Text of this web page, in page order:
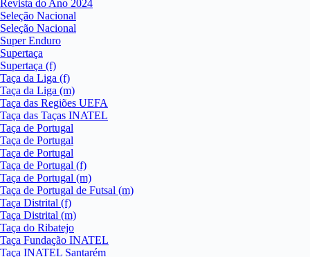
Revista do Ano 2024
Seleção Nacional
Seleção Nacional
Super Enduro
Supertaça
Supertaça (f)
Taça da Liga (f)
Taça da Liga (m)
Taça das Regiões UEFA
Taça das Taças INATEL
Taça de Portugal
Taça de Portugal
Taça de Portugal
Taça de Portugal (f)
Taça de Portugal (m)
Taça de Portugal de Futsal (m)
Taça Distrital (f)
Taça Distrital (m)
Taça do Ribatejo
Taça Fundação INATEL
Taça INATEL Santarém